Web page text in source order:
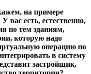
на примере
вас есть, естественно,
по тем зданиям,
которую надо
операцию по
в систему
застройщик,